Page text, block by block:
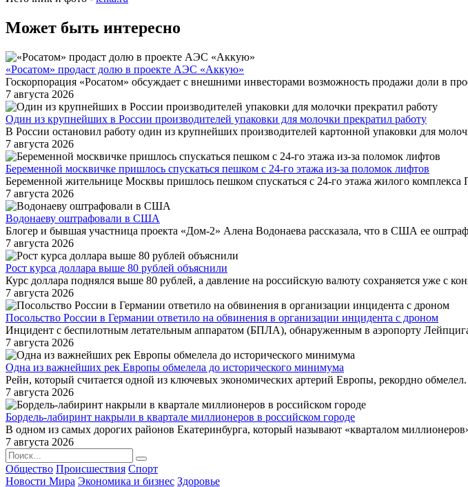
Может быть интересно
«Росатом» продаст долю в проекте АЭС «Аккую»
Госкорпорация «Росатом» обсуждает с внешними инвесторами возможность продажи доли в
7 августа 2026
Один из крупнейших в России производителей упаковки для молочки прекратил работу
В России остановил работу один из крупнейших производителей картонной упаковки для
7 августа 2026
Беременной москвичке пришлось спускаться пешком с 24-го этажа из-за поломок лифтов
Беременной жительнице Москвы пришлось пешком спускаться с 24-го этажа жилого
7 августа 2026
Водонаеву оштрафовали в США
Блогер и бывшая участница проекта «Дом-2» Алена Водонаева рассказала, что в США ее
7 августа 2026
Рост курса доллара выше 80 рублей объяснили
Курс доллара поднялся выше 80 рублей, а давление на российскую валюту сохраняется уже с
7 августа 2026
Посольство России в Германии ответило на обвинения в организации инцидента с дроном
Инцидент с беспилотным летательным аппаратом (БПЛА), обнаруженным в аэропорту
7 августа 2026
Одна из важнейших рек Европы обмелела до исторического минимума
Рейн, который считается одной из ключевых экономических артерий Европы, рекордно обмелел.
7 августа 2026
Бордель-лабиринт накрыли в квартале миллионеров в российском городе
В одном из самых дорогих районов Екатеринбурга, который называют «кварталом
7 августа 2026
Общество Происшествия Спорт
Новости Мира Экономика и бизнес Здоровье